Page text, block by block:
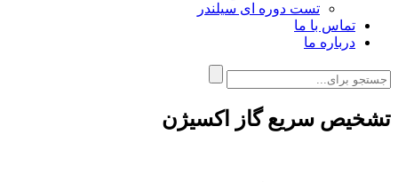
تست دوره ای سیلندر
تماس با ما
درباره ما
تشخیص سریع گاز اکسیژن